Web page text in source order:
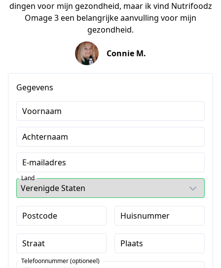
dingen voor mijn gezondheid, maar ik vind Nutrifoodz
Omage 3 een belangrijke aanvulling voor mijn
gezondheid.
Connie M.
Gegevens
Voornaam
Achternaam
E-mailadres
Land
Postcode Huisnummer
Straat Plaats
Telefoonnummer (optioneel)